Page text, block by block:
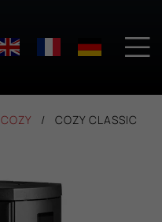

COZY
COZY CLASSIC